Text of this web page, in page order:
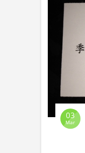
03
Mar